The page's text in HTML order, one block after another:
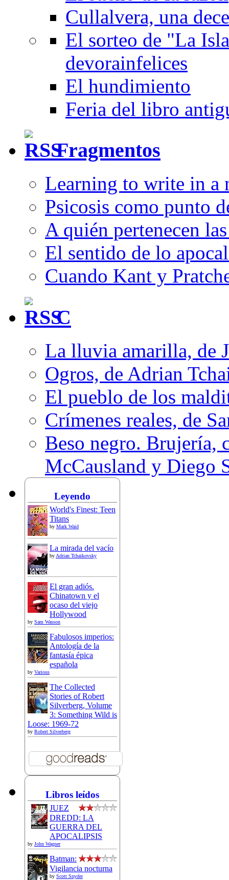
Cullalvera, una
El sorteo de "La
devorainfelices
El hundimiento
Feria del libro
Fragmentos
Learning to write in a
Psicosis como punto
A quién pertenecen
El sentido de lo
Cuando Kant y
C
La lluvia amarilla, de
Ogros, de Adrian
El pueblo de los
Crímenes reales, de
Beso negro. Brujería,
McCausland y Diego
Leyendo
World's Finest: Teen
Titans
by Mark Waid
La mirada del vacío
byAdrian Tchaikovsky
El gran adiós.
Chinatown y el
ocaso del viejo
Hollywood
by Sam Wasson
Fabulosos imperios:
Antología de la
fantasía épica
española
by Various
The Collected
Stories of Robert
Silverberg, Volume
3: Something Wild is
Loose: 1969-72
by Robert Silverberg
Libros leídos
JUEZ
DREDD: LA
GUERRA DEL
APOCALIPSIS
by John Wagner
Batman:
Vigilancia nocturna
by Scott Snyder